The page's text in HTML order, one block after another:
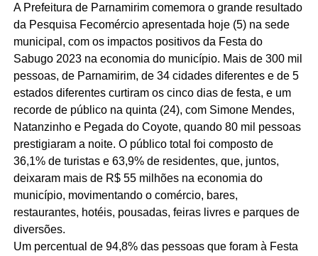
A Prefeitura de Parnamirim comemora o grande resultado
da Pesquisa Fecomércio apresentada hoje (5) na sede
municipal, com os impactos positivos da Festa do
Sabugo 2023 na economia do município. Mais de 300 mil
pessoas, de Parnamirim, de 34 cidades diferentes e de 5
estados diferentes curtiram os cinco dias de festa, e um
recorde de público na quinta (24), com Simone Mendes,
Natanzinho e Pegada do Coyote, quando 80 mil pessoas
prestigiaram a noite. O público total foi composto de
36,1% de turistas e 63,9% de residentes, que, juntos,
deixaram mais de R$ 55 milhões na economia do
município, movimentando o comércio, bares,
restaurantes, hotéis, pousadas, feiras livres e parques de
diversões.
Um percentual de 94,8% das pessoas que foram à Festa